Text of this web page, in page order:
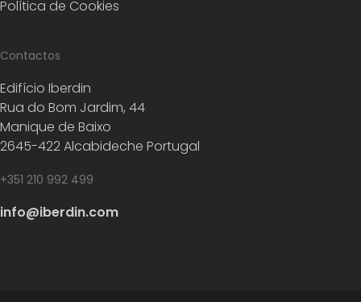
Política de Cookies
Contactos
Edifício Iberdin
Rua do Bom Jardim, 44
Manique de Baixo
2645-422 Alcabideche Portugal
+351 210 992 499
info@iberdin.com